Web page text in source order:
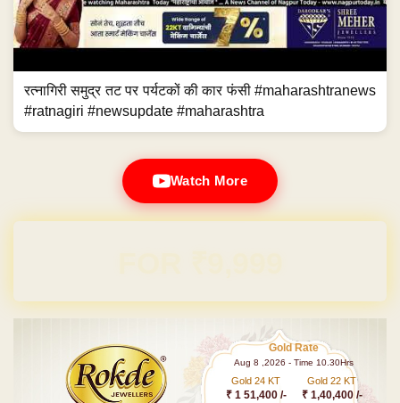
रत्नागिरी समुद्र तट पर पर्यटकों की कार फंसी #maharashtranews
#ratnagiri #newsupdate #maharashtra
Watch More
Gold Rate
Aug 8 ,2026 - Time 10.30Hrs
Gold 24 KT
₹ 1 51,400 /-
Gold 22 KT
₹ 1,40,400 /-